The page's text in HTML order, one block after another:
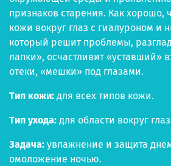
признаков старения. Как хорошо,
кожи вокруг глаз с гиалуроном и
который решит проблемы,
лапки», осчастливит «уставший»
отеки, «мешки» под глазами.
Тип кожи: для всех типов кожи.
Тип ухода: для области вокруг
Задача: увлажнение и защита
омоложение ночью.